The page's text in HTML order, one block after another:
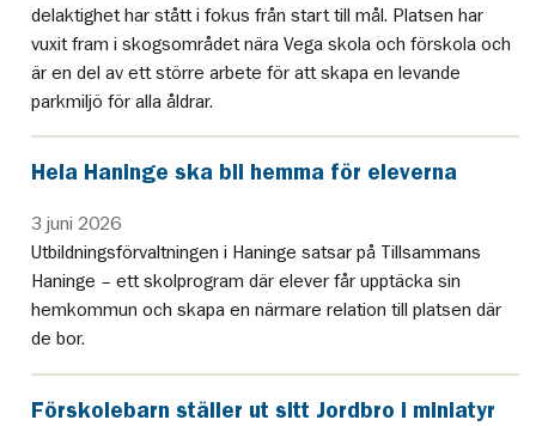
delaktighet har stått i fokus från start till mål. Platsen har
vuxit fram i skogsområdet nära Vega skola och förskola och
är en del av ett större arbete för att skapa en levande
parkmiljö för alla åldrar.
Hela Haninge ska bli hemma för eleverna
3 juni 2026
Utbildningsförvaltningen i Haninge satsar på Tillsammans
Haninge – ett skolprogram där elever får upptäcka sin
hemkommun och skapa en närmare relation till platsen där
de bor.
Förskolebarn ställer ut sitt Jordbro i miniatyr